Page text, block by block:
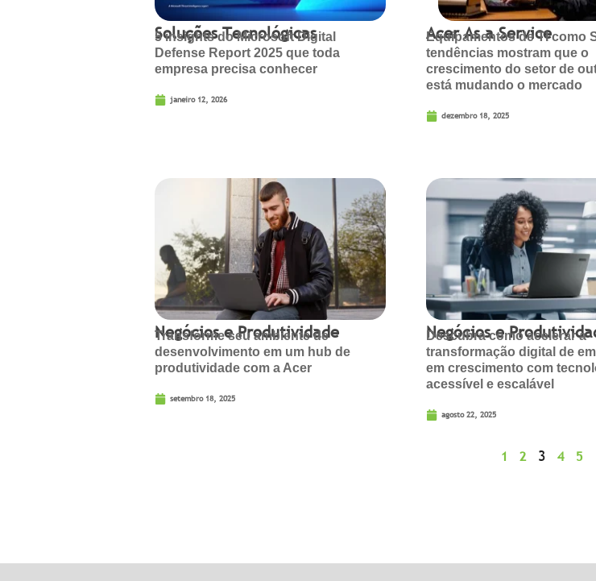
Soluções Tecnológicas
5 insights do Microsoft Digital
Defense Report 2025 que toda
empresa precisa conhecer
janeiro 12, 2026
Acer As a Service
Equipamentos de TI como
tendências mostram que o
crescimento do setor de
está mudando o mercado
dezembro 18, 2025
Negócios e Produtividade
Transforme seu ambiente de
desenvolvimento em um hub de
produtividade com a Acer
setembro 18, 2025
Negócios e
Descubra como acelerar a
transformação digital de
em crescimento com
acessível e escalável
agosto 22, 2025
1 2 3 4 5